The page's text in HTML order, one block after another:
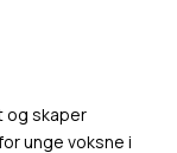
og skaper
unge voksne i